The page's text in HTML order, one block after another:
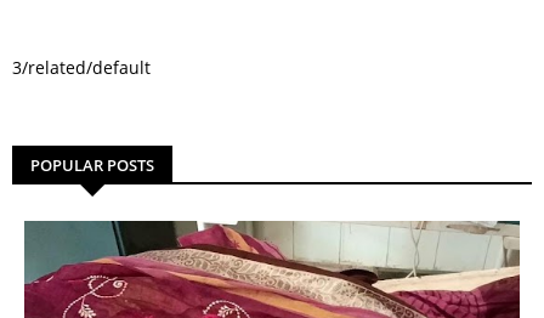
3/related/default
POPULAR POSTS